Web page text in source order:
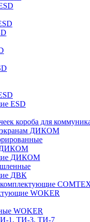
ESD
короба для
экранам ДИКОМ
ДИКОМ
ДИКОМ
ДВК
WOKER
WOKER
1, ТИ-3, ТИ-7